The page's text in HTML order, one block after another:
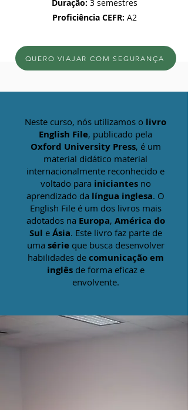
Duração: 3 semestres
Proficiência CEFR: A2​
QUERO VIAJAR COM SEGURANÇA
Neste curso, nós utilizamos o livro
English File, publicado pela
Oxford University Press, é um
material didático material
internacionalmente reconhecido e
voltado para iniciantes no
aprendizado da língua inglesa. O
English File é um dos livros mais
adotados na Europa, América do
Sul e Ásia. Este livro faz parte de
uma sérieque busca desenvolver
habilidades de comunicação em
inglêsde forma eficaz e
envolvente.